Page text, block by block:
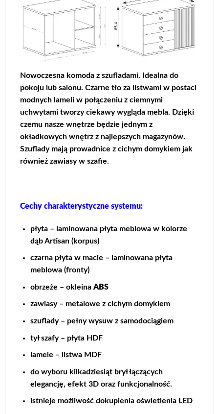
Nowoczesna komoda z szufladami. Idealna do
pokoju lub salonu. Czarne tło za listwami w postaci
modnych lameli w połączeniu z ciemnymi
uchwytami tworzy ciekawy wygląda mebla. Dzięki
czemu nasze wnętrze będzie jednym z
okładkowych wnętrz z najlepszych magazynów.
Szuflady mają prowadnice z cichym domykiem jak
również zawiasy w szafie.
Cechy charakterystyczne systemu:
płyta – laminowana płyta meblowa w kolorze
dąb Artisan (korpus)
czarna płyta w macie – laminowana płyta
meblowa (fronty)
obrzeże – okleina ABS
zawiasy – metalowe z cichym domykiem
szuflady – pełny wysuw z samodociągiem
tył szafy – płyta HDF
lamele – listwa MDF
do wyboru kilkadziesiąt brył łączących
elegancję, efekt 3D oraz funkcjonalność.
istnieje możliwość dokupienia oświetlenia LED